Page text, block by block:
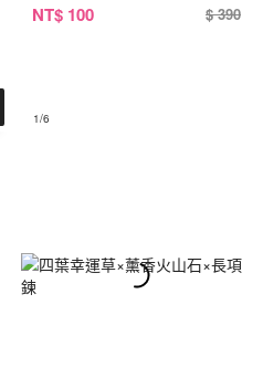
1/6
NT$ 100 $ 390